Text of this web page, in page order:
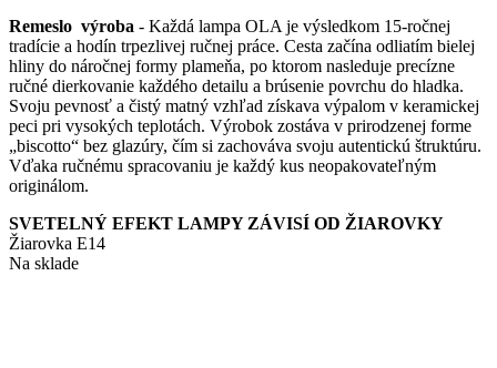
Remeslo výroba - Každá lampa OLA je výsledkom 15-ročnej
tradície a hodín trpezlivej ručnej práce. Cesta začína odliatím bielej
hliny do náročnej formy plameňa, po ktorom nasleduje precízne
ručné dierkovanie každého detailu a brúsenie povrchu do hladka.
Svoju pevnosť a čistý matný vzhľad získava výpalom v keramickej
peci pri vysokých teplotách. Výrobok zostáva v prirodzenej forme
„biscotto“ bez glazúry, čím si zachováva svoju autentickú štruktúru.
Vďaka ručnému spracovaniu je každý kus neopakovateľným
originálom.
SVETELNÝ EFEKT LAMPY ZÁVISÍ OD ŽIAROVKY
Žiarovka E14
Na sklade